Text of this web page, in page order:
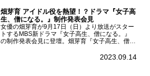
畑芽育 アイドル役を熱望！？ドラマ『女子高
生、僧になる。』制作発表会見
女優の畑芽育が9月17日（日）より放送がスター
トするMBS新ドラマ『女子高生、僧になる。』
の制作発表会見に登壇。畑芽育『女子高生、僧に
ーについて「下白石麦は頭にビックリマークと、
2023.09.14